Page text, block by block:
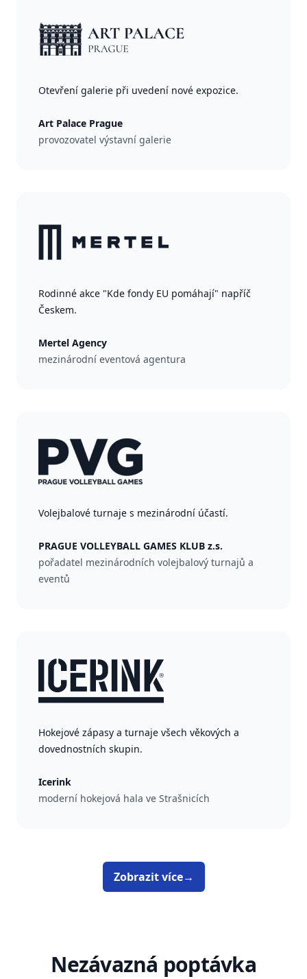
Otevření galerie při uvedení nové expozice.
Art Palace Prague
provozovatel výstavní galerie
Rodinné akce "Kde fondy EU pomáhají" napříč
Českem.
Mertel Agency
mezinárodní eventová agentura
Volejbalové turnaje s mezinárodní účastí.
PRAGUE VOLLEYBALL GAMES KLUB z.s.
pořadatel mezinárodních volejbalový turnajů a
eventů
Hokejové zápasy a turnaje všech věkových a
dovednostních skupin.
Icerink
moderní hokejová hala ve Strašnicích
Zobrazit více→
Nezávazná poptávka